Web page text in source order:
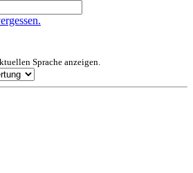
Sprache anzeigen.